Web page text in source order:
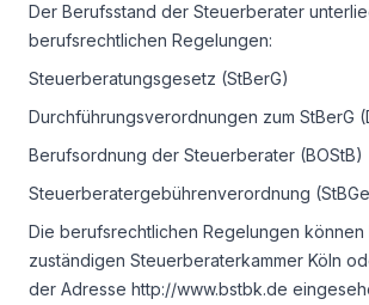
Der Berufsstand der Steuerberater
berufsrechtlichen Regelungen:
Steuerberatungsgesetz (StBerG)
Durchführungsverordnungen zum StBerG
Berufsordnung der Steuerberater (BOStB)
Steuerberatergebührenverordnung
Die berufsrechtlichen Regelungen
zuständigen Steuerberaterkammer Köln
der Adresse http://www.bstbk.de